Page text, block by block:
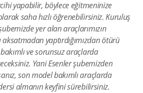
yapabilir, böylece eğitmeninize
saha hızlı öğrenebilirsiniz. Kuruluş
yer alan araçlarımızın
aksatmadan yaptırdığımızdan ötürü
ve sorunsuz araçlarda
Yani Esenler şubemizden
son model bakımlı araçlarda
almanın keyfini sürebilirsiniz.